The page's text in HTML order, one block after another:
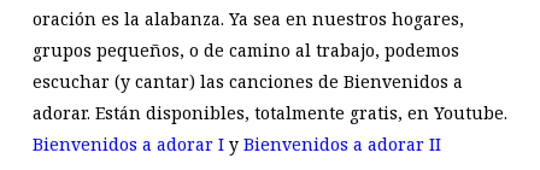
oración es la alabanza. Ya sea en nuestros hogares,
grupos pequeños, o de camino al trabajo, podemos
escuchar (y cantar) las canciones de Bienvenidos a
adorar. Están disponibles, totalmente gratis, en Youtube.
Bienvenidos a adorar Iy Bienvenidos a adorar II